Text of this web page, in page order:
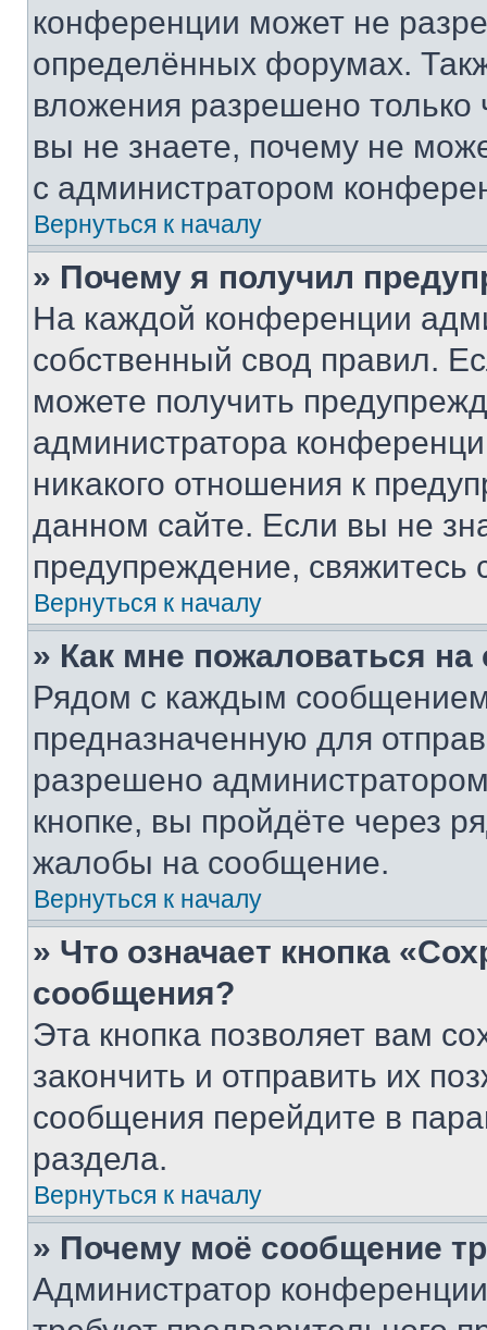
конференции может не
определённых форумах.
вложения разрешено
вы не знаете, почему не
с администратором
Вернуться к началу
» Почему я получил
На каждой конференции
собственный свод правил.
можете получить
администратора
никакого отношения к
данном сайте. Если вы не
предупреждение,
Вернуться к началу
» Как мне пожаловаться
Рядом с каждым сообщением
предназначенную для
разрешено
кнопке, вы пройдёте через
жалобы на сообщение.
Вернуться к началу
» Что означает кнопка
сообщения?
Эта кнопка позволяет вам
закончить и отправить их
сообщения перейдите в
раздела.
Вернуться к началу
» Почему моё сообщение
Администратор